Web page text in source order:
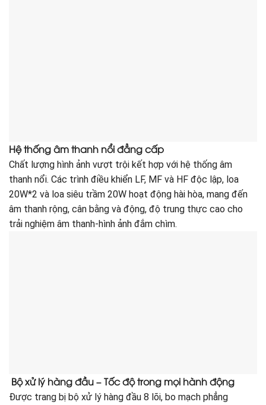
Hệ thống âm thanh nổi đẳng cấp
Chất lượng hình ảnh vượt trội kết hợp với hệ thống âm
thanh nổi. Các trình điều khiển LF, MF và HF độc lập, loa
20W*2 và loa siêu trầm 20W hoạt động hài hòa, mang đến
âm thanh rộng, cân bằng và động, độ trung thực cao cho
trải nghiệm âm thanh-hình ảnh đắm chìm.
Bộ xử lý hàng đầu – Tốc độ trong mọi hành động
Được trang bị bộ xử lý hàng đầu 8 lõi, bo mạch phẳng